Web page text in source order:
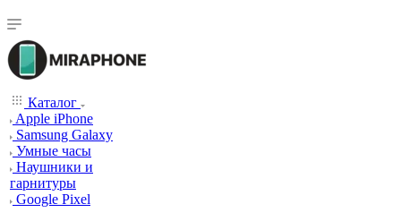
Каталог
Apple iPhone
Samsung Galaxy
Умные часы
Наушники и
гарнитуры
Google Pixel